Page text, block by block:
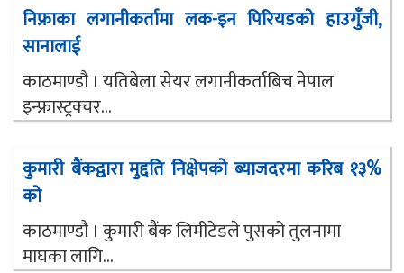
निफ्राका लगानीकर्तामा लक-इन पिरियडको हाउगुँजी,
सानालाई
काठमाण्डौ । यतिबेला सेयर लगानीकर्ताबिच नेपाल
इन्फ्रास्ट्रक्चर...
कुमारी बैंकद्वारा मुद्दति निक्षेपको ब्याजदरमा करिब १३%
को
काठमाण्डौ । कुमारी बैंक लिमीटेडले पुसको तुलनामा
माघका लागि...